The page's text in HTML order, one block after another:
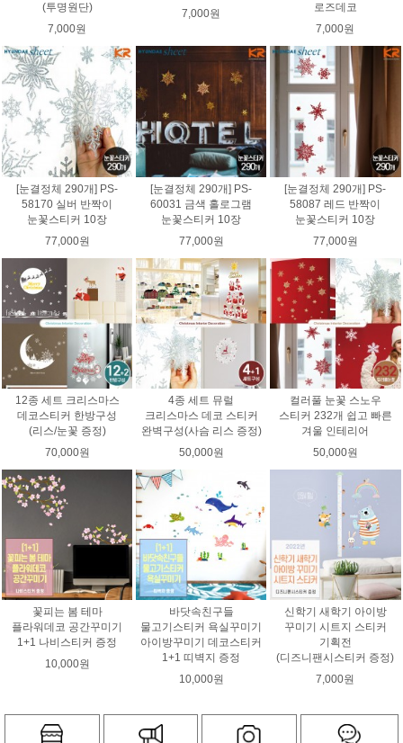
(투명원단)
7,000원
7,000원
로즈데코
7,000원
[눈결정체 290개] PS-
58170 실버 반짝이
눈꽃스티커 10장
77,000원
[눈결정체 290개] PS-
60031 금색 홀로그램
눈꽃스티커 10장
77,000원
[눈결정체 290개] PS-
58087 레드 반짝이
눈꽃스티커 10장
77,000원
12종 세트 크리스마스
데코스티커 한방구성
(리스/눈꽃 증정)
70,000원
4종 세트 뮤럴
크리스마스 데코 스티커
완벽구성(사슴 리스 증정)
50,000원
컬러풀 눈꽃 스노우
스티커 232개 쉽고 빠른
겨울 인테리어
50,000원
꽃피는 봄 테마
플라워데코 공간꾸미기
1+1 나비스티커 증정
10,000원
바닷속친구들
물고기스티커 욕실꾸미기
아이방꾸미기 데코스티커
1+1 띠벽지 증정
10,000원
신학기 새학기 아이방
꾸미기 시트지 스티커
기획전
(디즈니팬시스티커 증정)
7,000원